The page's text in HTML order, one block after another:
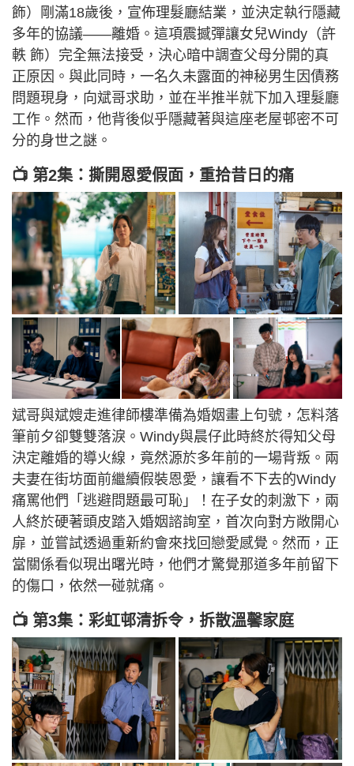
飾）剛滿18歲後，宣佈理髮廳結業，並決定執行隱藏
多年的協議——離婚。這項震撼彈讓女兒Windy（許
軼 飾）完全無法接受，決心暗中調查父母分開的真
正原因。與此同時，一名久未露面的神秘男生因債務
問題現身，向斌哥求助，並在半推半就下加入理髮廳
工作。然而，他背後似乎隱藏著與這座老屋邨密不可
分的身世之謎。
📺 第2集：撕開恩愛假面，重拾昔日的痛
斌哥與斌嫂走進律師樓準備為婚姻畫上句號，怎料落
筆前夕卻雙雙落淚。Windy與晨仔此時終於得知父母
決定離婚的導火線，竟然源於多年前的一場背叛。兩
夫妻在街坊面前繼續假裝恩愛，讓看不下去的Windy
痛罵他們「逃避問題最可恥」！在子女的刺激下，兩
人終於硬著頭皮踏入婚姻諮詢室，首次向對方敞開心
扉，並嘗試透過重新約會來找回戀愛感覺。然而，正
當關係看似現出曙光時，他們才驚覺那道多年前留下
的傷口，依然一碰就痛。
📺 第3集：彩虹邨清拆令，拆散溫馨家庭